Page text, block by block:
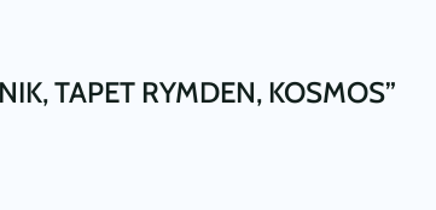
TAPET RYMDEN, KOSMOS”